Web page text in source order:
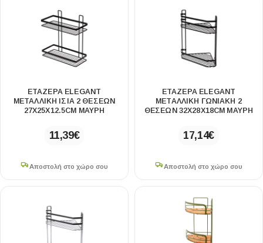
ΕΤΑΖΕΡΑ ELEGANT
ΜΕΤΑΛΛΙΚΗ ΙΣΙΑ 2 ΘΕΣΕΩΝ
27X25X12.5CM ΜΑΥΡΗ
11,39€
Αποστολή στο χώρο σου
ΕΤΑΖΕΡΑ ELEGANT
ΜΕΤΑΛΛΙΚΗ ΓΩΝΙΑΚΗ 2
ΘΕΣΕΩΝ 32X28X18CM ΜΑΥΡΗ
17,14€
Αποστολή στο χώρο σου